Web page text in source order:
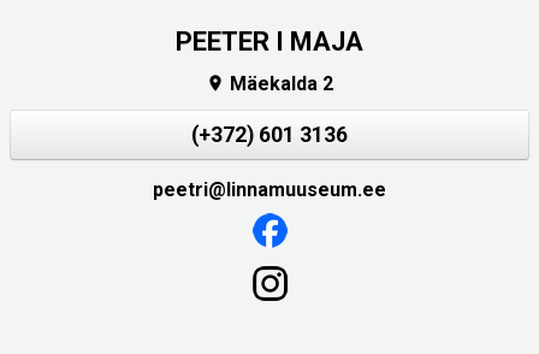
PEETER I MAJA
 Mäekalda 2
(+372) 601 3136
peetri@linnamuuseum.ee